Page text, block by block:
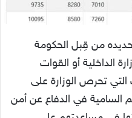
الضباط 1445 تم تحديده من قِبل الحكومة
الداخلية أو القوات
التي تحرص الوزارة على
السامية في الدفاع عن أمن